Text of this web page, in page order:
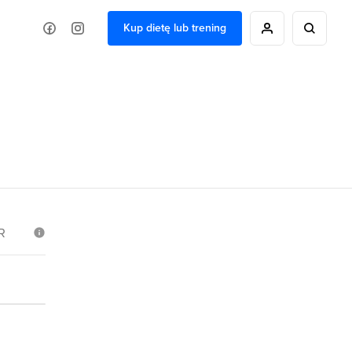
Kup dietę lub trening